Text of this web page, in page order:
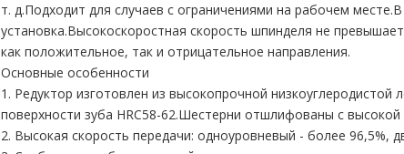
т. д.Подходит для случаев с ограничениями на рабочем
установка.Высокоскоростная скорость шпинделя не
как положительное, так и отрицательное направления.
Основные особенности
1. Редуктор изготовлен из высокопрочной
поверхности зуба HRC58-62.Шестерни отшлифованы с
2. Высокая скорость передачи: одноуровневый - более 96,5%,